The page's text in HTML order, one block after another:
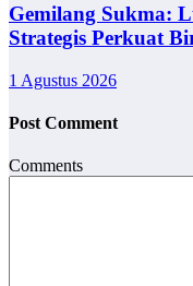
Gemilang Sukma:
Strategis Perkuat
1 Agustus 2026
Post Comment
Comments